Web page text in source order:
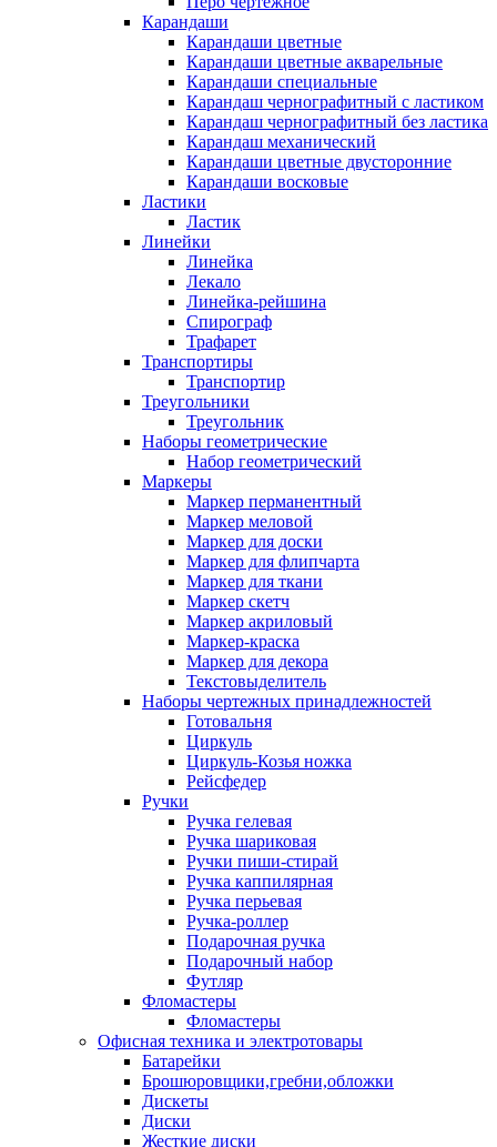
Карандаши
Карандаши цветные
Карандаши цветные акварельные
Карандаши специальные
Карандаш чернографитный с ластиком
Карандаш чернографитный без ластика
Карандаш механический
Карандаши цветные двусторонние
Карандаши восковые
Ластики
Ластик
Линейки
Линейка
Лекало
Линейка-рейшина
Спирограф
Трафарет
Транспортиры
Транспортир
Треугольники
Треугольник
Наборы геометрические
Набор геометрический
Маркеры
Маркер перманентный
Маркер меловой
Маркер для доски
Маркер для флипчарта
Маркер для ткани
Маркер скетч
Маркер акриловый
Маркер-краска
Маркер для декора
Текстовыделитель
Наборы чертежных принадлежностей
Готовальня
Циркуль
Циркуль-Козья ножка
Рейсфедер
Ручки
Ручка гелевая
Ручка шариковая
Ручки пиши-стирай
Ручка каппилярная
Ручка перьевая
Ручка-роллер
Подарочная ручка
Подарочный набор
Футляр
Фломастеры
Фломастеры
Офисная техника и электротовары
Батарейки
Брошюровщики,гребни,обложки
Дискеты
Диски
Жесткие диски